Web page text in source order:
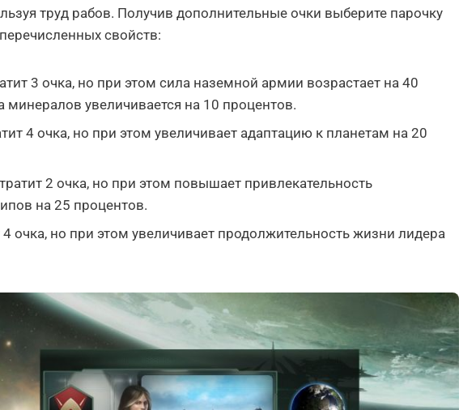
труд рабов. Получив дополнительные очки выберите парочку
свойств:
3 очка, но при этом сила наземной армии возрастает на 40
минералов увеличивается на 10 процентов.
4 очка, но при этом увеличивает адаптацию к планетам на 20
2 очка, но при этом повышает привлекательность
на 25 процентов.
очка, но при этом увеличивает продолжительность жизни лидера